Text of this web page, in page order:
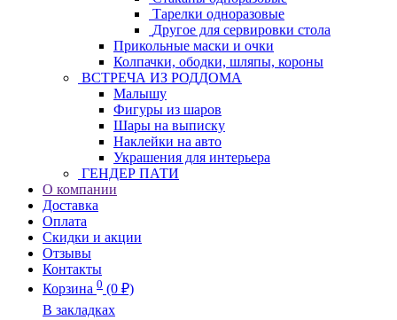
Тарелки одноразовые
Другое для сервировки стола
Прикольные маски и очки
Колпачки, ободки, шляпы, короны
ВСТРЕЧА ИЗ РОДДОМА
Малышу
Фигуры из шаров
Шары на выписку
Наклейки на авто
Украшения для интерьера
ГЕНДЕР ПАТИ
О компании
Доставка
Оплата
Скидки и акции
Отзывы
Контакты
Корзина 0 (0 ₽)
В закладках